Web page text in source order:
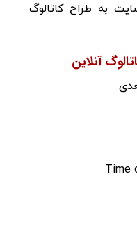
به طراح کاتالوگ
آنلاین